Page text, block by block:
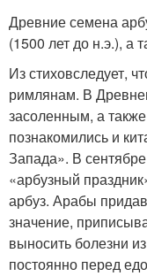
Древние семена
(1500 лет до н.э.), а
Из стиховследует,
римлянам. В
засоленным, а
познакомились и
Запада». В
«арбузный
арбуз. Арабы
значение,
выносить болезни
постоянно перед